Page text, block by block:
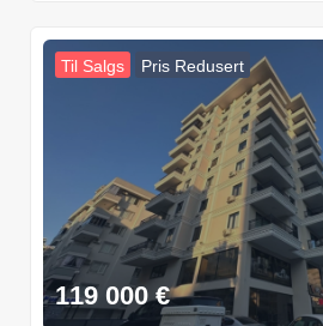
Til Salgs Pris Redusert
119 000 €